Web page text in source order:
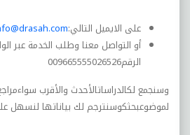
على الايميل التالي:
أو التواصل معنا وطلب الخدمة عبر
الرقم009665555026526
وسنجمع لكالدراساتالأحدث والأقرب
لموضوعبحثكوسنترجم لك بياناتها لنسهل